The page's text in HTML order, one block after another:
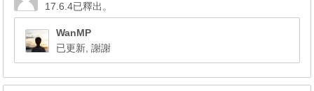
17.6.4已釋出。
WanMP
已更新, 謝謝